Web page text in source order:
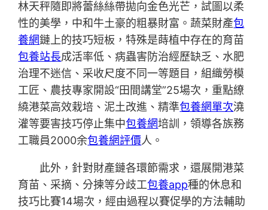
林天秤隨即將蕾絲絲帶拋向金色光芒，試圖以柔
性的美學，中和牛土豪的粗暴財富。蔬菜財產包
養網鏈上的技巧短板，特殊是蒔植中存在的育苗
包養站長成活率低、病蟲害防治經歷缺乏、水肥
治理不迷信、采收尺度不同一等題目，組織勞模
工匠、農技專家開設“田間講堂”25場次，重點繚
繞港菜高效栽培、泥土改進、精準包養網單次澆
灌等要害技巧停止集中包養網培訓，領導各族務
工職員2000余包養網評價人。
此外，針對財產鏈各環節需求，還展開港菜
育苗、采摘、分揀等分歧工包養app種的休息和
技巧比賽14場次，經由過程以賽促學的方法輔助